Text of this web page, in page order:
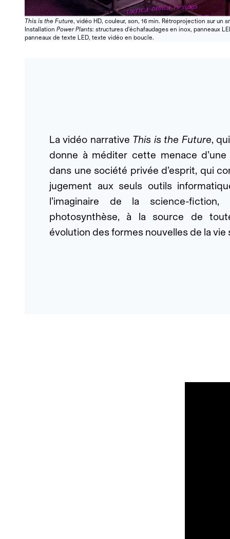
This is the Future, vidéo HD, couleur, son, 16 min. Rétroprojection sur un
Installation Power Plants: structures d’échafaudages en inox, panneaux
panneaux de texte LED, texte vidéo en boucle.
La vidéo narrative This is the Future,
donne à méditer cette menace
dans une société privée d’esprit, qui
jugement aux seuls outils
l’imaginaire de la science-
photosynthèse, à la source de
évolution des formes nouvelles de la vie